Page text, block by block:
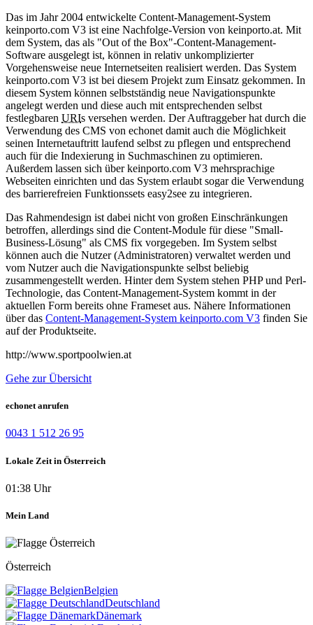
Das im Jahr 2004 entwickelte Content-Management-System
keinporto.com V3 ist eine Nachfolge-Version von keinporto.at. Mit
dem System, das als "Out of the Box"-Content-Management-
Software ausgelegt ist, können in relativ unkomplizierter
Vorgehensweise neue Internetseiten realisiert werden. Das System
keinporto.com V3 ist bei diesem Projekt zum Einsatz gekommen. In
diesem System können selbstständig neue Navigationspunkte
angelegt werden und diese auch mit entsprechenden selbst
festlegbaren URIs versehen werden. Der Auftraggeber hat durch die
Verwendung des CMS von echonet damit auch die Möglichkeit
seinen Internetauftritt laufend selbst zu pflegen und entsprechend
auch für die Indexierung in Suchmaschinen zu optimieren.
Außerdem lassen sich über keinporto.com V3 mehrsprachige
Webseiten einrichten und das System erlaubt sogar die Verwendung
des barrierefreien Funktionssets easy2see zu integrieren.
Das Rahmendesign ist dabei nicht von großen Einschränkungen
betroffen, allerdings sind die Content-Module für diese "Small-
Business-Lösung" als CMS fix vorgegeben. Im System selbst
können auch die Nutzer (Administratoren) verwaltet werden und
vom Nutzer auch die Navigationspunkte selbst beliebig
zusammengestellt werden. Hinter dem System stehen PHP und Perl-
Technologie, das Content-Management-System kommt in der
aktuellen Form bereits ohne Frameset aus. Nähere Informationen
über das Content-Management-System keinporto.com V3 finden Sie
auf der Produktseite.
http://www.sportpoolwien.at
Gehe zur Übersicht
echonet anrufen
0043 1 512 26 95
Lokale Zeit in Österreich
01:38 Uhr
Mein Land
Österreich
Belgien
Deutschland
Dänemark